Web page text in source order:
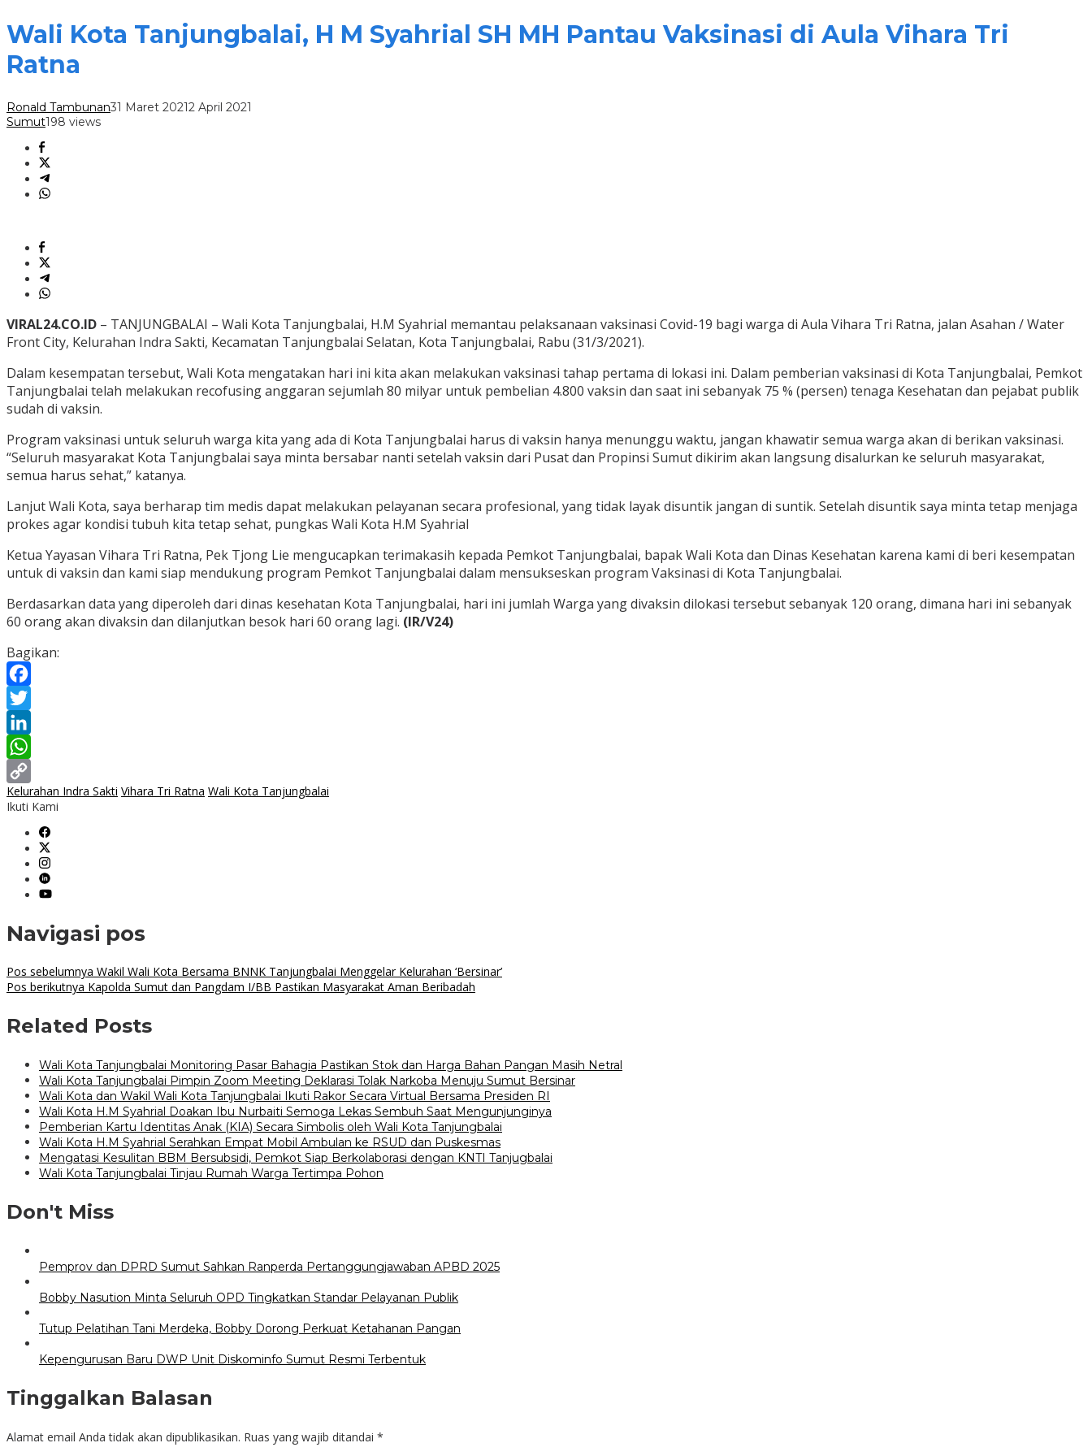
Wali Kota Tanjungbalai, H M Syahrial SH MH Pantau Vaksinasi di Aula Vihara Tri
Ratna
Ronald Tambunan31 Maret 20212 April 2021
Sumut198 views
VIRAL24.CO.ID – TANJUNGBALAI – Wali Kota Tanjungbalai, H.M Syahrial memantau pelaksanaan vaksinasi Covid-19 bagi warga di Aula Vihara Tri Ratna, jalan Asahan / Water
Front City, Kelurahan Indra Sakti, Kecamatan Tanjungbalai Selatan, Kota Tanjungbalai, Rabu (31/3/2021).
Dalam kesempatan tersebut, Wali Kota mengatakan hari ini kita akan melakukan vaksinasi tahap pertama di lokasi ini. Dalam pemberian vaksinasi di Kota Tanjungbalai, Pemkot
Tanjungbalai telah melakukan recofusing anggaran sejumlah 80 milyar untuk pembelian 4.800 vaksin dan saat ini sebanyak 75 % (persen) tenaga Kesehatan dan pejabat publik
sudah di vaksin.
Program vaksinasi untuk seluruh warga kita yang ada di Kota Tanjungbalai harus di vaksin hanya menunggu waktu, jangan khawatir semua warga akan di berikan vaksinasi.
“Seluruh masyarakat Kota Tanjungbalai saya minta bersabar nanti setelah vaksin dari Pusat dan Propinsi Sumut dikirim akan langsung disalurkan ke seluruh masyarakat,
semua harus sehat,” katanya.
Lanjut Wali Kota, saya berharap tim medis dapat melakukan pelayanan secara profesional, yang tidak layak disuntik jangan di suntik. Setelah disuntik saya minta tetap menjaga
prokes agar kondisi tubuh kita tetap sehat, pungkas Wali Kota H.M Syahrial
Ketua Yayasan Vihara Tri Ratna, Pek Tjong Lie mengucapkan terimakasih kepada Pemkot Tanjungbalai, bapak Wali Kota dan Dinas Kesehatan karena kami di beri kesempatan
untuk di vaksin dan kami siap mendukung program Pemkot Tanjungbalai dalam mensukseskan program Vaksinasi di Kota Tanjungbalai.
Berdasarkan data yang diperoleh dari dinas kesehatan Kota Tanjungbalai, hari ini jumlah Warga yang divaksin dilokasi tersebut sebanyak 120 orang, dimana hari ini sebanyak
60 orang akan divaksin dan dilanjutkan besok hari 60 orang lagi. (IR/V24)
Bagikan:
Facebook
Twitter
LinkedIn
WhatsApp
Copy
Kelurahan Indra Sakti Vihara Tri Ratna Wali Kota Tanjungbalai
Ikuti Kami
Navigasi pos
Pos sebelumnya Wakil Wali Kota Bersama BNNK Tanjungbalai Menggelar Kelurahan ‘Bersinar’
Pos berikutnya Kapolda Sumut dan Pangdam I/BB Pastikan Masyarakat Aman Beribadah
Related Posts
Wali Kota Tanjungbalai Monitoring Pasar Bahagia Pastikan Stok dan Harga Bahan Pangan Masih Netral
Wali Kota Tanjungbalai Pimpin Zoom Meeting Deklarasi Tolak Narkoba Menuju Sumut Bersinar
Wali Kota dan Wakil Wali Kota Tanjungbalai Ikuti Rakor Secara Virtual Bersama Presiden RI
Wali Kota H.M Syahrial Doakan Ibu Nurbaiti Semoga Lekas Sembuh Saat Mengunjunginya
Pemberian Kartu Identitas Anak (KIA) Secara Simbolis oleh Wali Kota Tanjungbalai
Wali Kota H.M Syahrial Serahkan Empat Mobil Ambulan ke RSUD dan Puskesmas
Mengatasi Kesulitan BBM Bersubsidi, Pemkot Siap Berkolaborasi dengan KNTI Tanjugbalai
Wali Kota Tanjungbalai Tinjau Rumah Warga Tertimpa Pohon
Don't Miss
Pemprov dan DPRD Sumut Sahkan Ranperda Pertanggungjawaban APBD 2025
Bobby Nasution Minta Seluruh OPD Tingkatkan Standar Pelayanan Publik
Tutup Pelatihan Tani Merdeka, Bobby Dorong Perkuat Ketahanan Pangan
Kepengurusan Baru DWP Unit Diskominfo Sumut Resmi Terbentuk
Tinggalkan Balasan
Alamat email Anda tidak akan dipublikasikan. Ruas yang wajib ditandai *